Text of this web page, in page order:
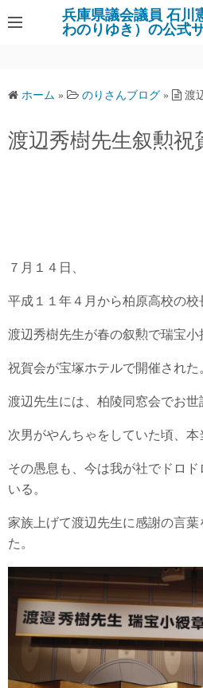
ン
ツ
ス
キ
兵庫県議会議員 石川
わのりゆき）の公式
ホーム » のりさんブログ » 渡
渡辺秀樹先生叙勲祝
７月１４日、
平成１１年４月から柏原高校の校
渡辺秀樹先生が春の叙勲で瑞宝小
祝賀会が宝塚ホテルで開催された
渡辺先生には、柏陵同窓会でお世
次男がやんちゃをしていた頃、本
その愚息も、今は我が社でドロ
いる。
家族上げて渡辺先生に感謝の言
た。